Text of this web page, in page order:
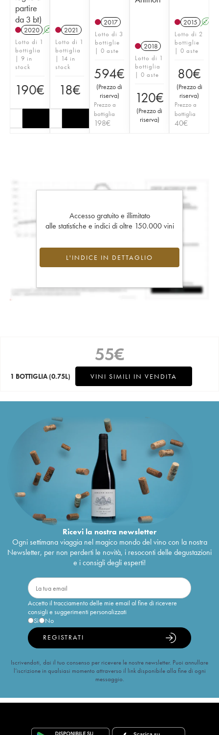
partire
da 3 bt)
2020 A KT
Lotto di 1
bottiglia
| 9 in
stock
190€
2021
Lotto di 1
bottiglia
| 14 in
stock
18€
2017
Lotto di 3
bottiglie
| 0 aste
594€
(Prezzo di
riserva)
Prezzo a
bottiglia
198€
2018
Lotto di 1
bottiglia
| 0 aste
120€
(Prezzo di
riserva)
2015 A
Lotto di 2
bottiglie
| 0 aste
80€
(Prezzo di
riserva)
Prezzo a
bottiglia
40€
Accesso gratuito e illimitato
alle statistiche e indici di oltre 150.000 vini
L'INDICE IN DETTAGLIO
55€
1 BOTTIGLIA (0.75L) VINI SIMILI IN VENDITA
Ricevi la nostra newsletter
Ogni settimana viaggia nel magico mondo del vino con la nostra
Newsletter, per non perderti le novità, i resoconti delle degustazioni
e i consigli degli esperti!
Accetto il tracciamento delle mie email al fine di ricevere
consigli e suggerimenti personalizzati
Sì
No
REGISTRATI
Iscrivendoti, dai il tuo consenso per ricevere le nostre newsletter. Puoi annullare
l’iscrizione in qualsiasi momento attraverso il link disponibile alla fine di ogni
messaggio.